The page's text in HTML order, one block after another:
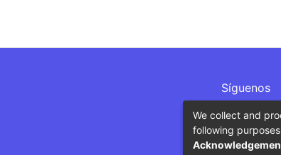
Síguenos
We collect and
following